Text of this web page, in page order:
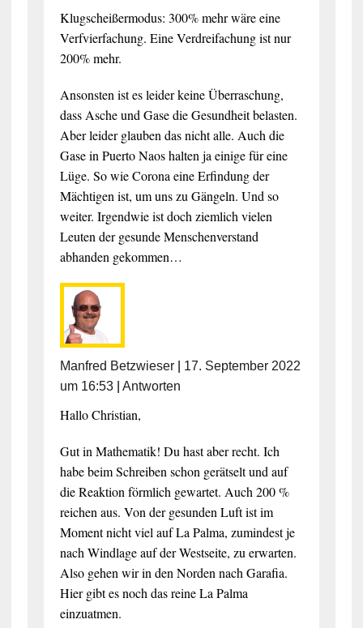
Klugscheißermodus: 300% mehr wäre eine
Verfvierfachung. Eine Verdreifachung ist nur
200% mehr.
Ansonsten ist es leider keine Überraschung,
dass Asche und Gase die Gesundheit belasten.
Aber leider glauben das nicht alle. Auch die
Gase in Puerto Naos halten ja einige für eine
Lüge. So wie Corona eine Erfindung der
Mächtigen ist, um uns zu Gängeln. Und so
weiter. Irgendwie ist doch ziemlich vielen
Leuten der gesunde Menschenverstand
abhanden gekommen…
Manfred Betzwieser| 17. September 2022
um 16:53| Antworten
Hallo Christian,
Gut in Mathematik! Du hast aber recht. Ich
habe beim Schreiben schon gerätselt und auf
die Reaktion förmlich gewartet. Auch 200 %
reichen aus. Von der gesunden Luft ist im
Moment nicht viel auf La Palma, zumindest je
nach Windlage auf der Westseite, zu erwarten.
Also gehen wir in den Norden nach Garafia.
Hier gibt es noch das reine La Palma
einzuatmen.